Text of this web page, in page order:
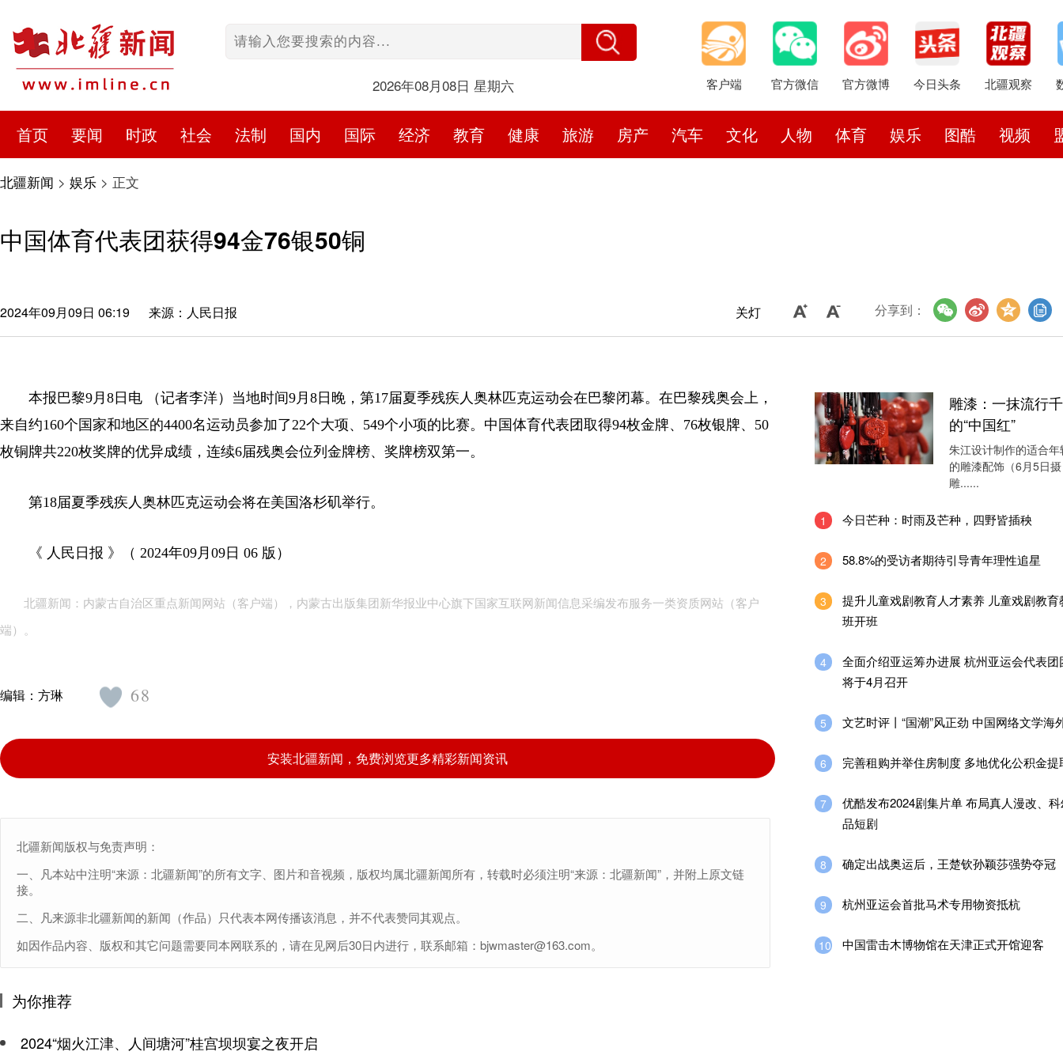
2026年08月08日 星期六 客户端 官方微信 官方微博 今日头条 北疆观察
首页 要闻 时政 社会 法制 国内 国际 经济 教育 健康 旅游 房产 汽车 文化 人物 体育 娱乐 图酷 视频
北疆新闻 > 娱乐 > 正文
中国体育代表团获得94金76银50铜
2024年09月09日 06:19 来源：人民日报 关灯 分享到：
本报巴黎9月8日电 （记者李洋）当地时间9月8日晚，第17届夏季残疾人奥林匹克运动会在巴黎闭幕。在巴黎残奥会上，
来自约160个国家和地区的4400名运动员参加了22个大项、549个小项的比赛。中国体育代表团取得94枚金牌、76枚银牌、50
枚铜牌共220枚奖牌的优异成绩，连续6届残奥会位列金牌榜、奖牌榜双第一。
第18届夏季残疾人奥林匹克运动会将在美国洛杉矶举行。
《 人民日报 》（ 2024年09月09日 06 版）
北疆新闻：内蒙古自治区重点新闻网站（客户端），内蒙古出版集团新华报业中心旗下国家互联网新闻信息采编发布服务一类资质网站（客户
端）。
编辑： 方琳 68
安装北疆新闻，免费浏览更多精彩新闻资讯
北疆新闻版权与免责声明：
一、凡本站中注明“来源：北疆新闻”的所有文字、图片和音视频，版权均属北疆新闻所有，转载时必须注明“来源：北疆新闻”，并附上原文链
接。
二、凡来源非北疆新闻的新闻（作品）只代表本网传播该消息，并不代表赞同其观点。
如因作品内容、版权和其它问题需要同本网联系的，请在见网后30日内进行，联系邮箱：bjwmaster@163.com。
为你推荐
2024“烟火江津、人间塘河”桂宫坝坝宴之夜开启
雕漆：一抹流行
的“中国红”
朱江设计制作的适合年
的雕漆配饰（6月5日
雕......
1 今日芒种：时雨及芒种，四野皆插秧
2 58.8%的受访者期待引导青年理性追星
3
提升儿童戏剧教育人才素养 儿童戏剧教育
班开班
4
全面介绍亚运筹办进展 杭州亚运会代表团
将于4月召开
5 文艺时评丨“国潮”风正劲 中国网络文学海
6 完善租购并举住房制度 多地优化公积金提
7
优酷发布2024剧集片单 布局真人漫改、
品短剧
8 确定出战奥运后，王楚钦孙颖莎强势夺冠
9 杭州亚运会首批马术专用物资抵杭
10 中国雷击木博物馆在天津正式开馆迎客